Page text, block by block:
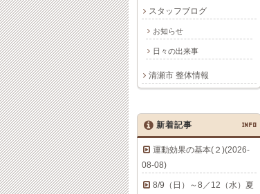
スタッフブログ
お知らせ
日々の出来事
清瀬市 整体情報
新着記事 INFO
運動効果の基本(２)(2026-
08-08)
8/9（日）～8／12（水）夏